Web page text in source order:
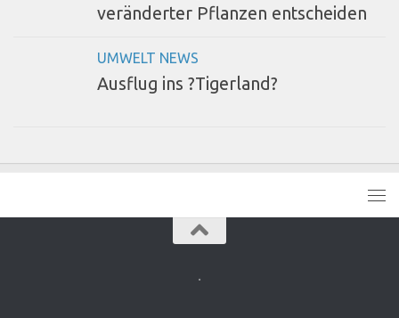
veränderter Pflanzen entscheiden
UMWELT NEWS
Ausflug ins ?Tigerland?
.